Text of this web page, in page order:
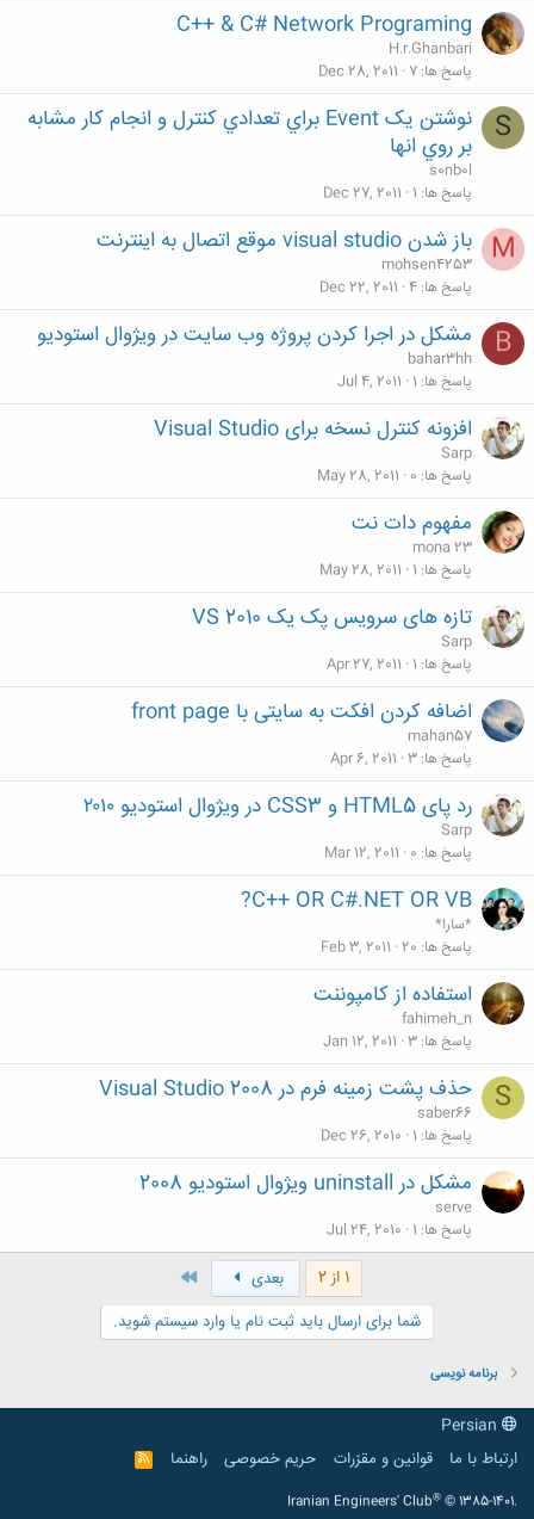
C++ & C# Network Programing
H.r.Ghanbari
پاسخ ها 7
Dec 28, 2011
S
نوشتن يک Event براي تعدادي کنترل و انجام کار مشابه
بر روي انها
s0nb0l
پاسخ ها 1
Dec 27, 2011
M باز شدن visual studio موقع اتصال به اینترنت
mohsen4253
پاسخ ها 4
Dec 22, 2011
B مشکل در اجرا کردن پروژه وب سایت در ویژوال استودیو
bahar3hh
پاسخ ها 1
Jul 4, 2011
افزونه کنترل نسخه برای Visual Studio
Sarp
پاسخ ها 0
May 28, 2011
مفهوم دات نت
mona 23
پاسخ ها 1
May 28, 2011
تازه های سرویس پک یک VS 2010
Sarp
پاسخ ها 1
Apr 27, 2011
اضافه کردن افکت به سایتی با front page
mahan57
پاسخ ها 3
Apr 6, 2011
رد پای HTML5 و CSS3 در ویژوال استودیو ۲۰۱۰
Sarp
پاسخ ها 0
Mar 12, 2011
C++ OR C#.NET OR VB?
*سارا*
پاسخ ها 20
Feb 3, 2011
استفاده از کامپوننت
fahimeh_n
پاسخ ها 3
Jan 12, 2011
S حذف پشت زمینه فرم در Visual Studio 2008
saber66
پاسخ ها 1
Dec 26, 2010
مشکل در uninstall ویژوال استودیو 2008
serve
پاسخ ها 1
Jul 24, 2010
1 از 2 بعدی
شما برای ارسال باید ثبت نام یا وارد سیستم شوید.
برنامه نویسی
ارتباط با ما
قوانین و مقرّرات حریم خصوصی راهنما
R
S
Iranian Engineers' Club® © 1385-1401.